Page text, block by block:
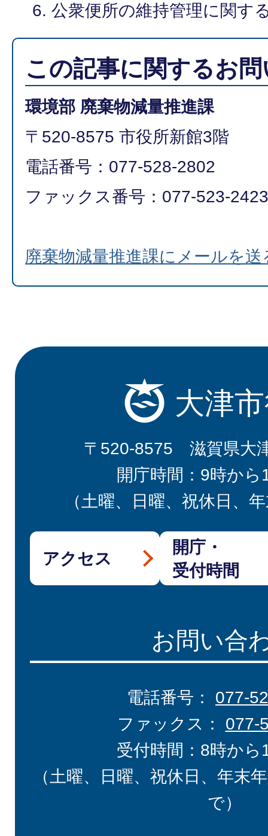
公衆便所の維持管理に関す
この記事に関するお
環境部 廃棄物減量推進課
〒520-8575 市役所新館3階
電話番号：077-528-2802
ファックス番号：077-523-2423
廃棄物減量推進課にメールを送
大津
〒520-8575 滋賀県大
開庁時間：9時から
（土曜、日曜、祝休日、
アクセス
開庁・
受付時間
お問い合
電話番号： 077-
ファックス： 077-
受付時間：8時から
（土曜、日曜、祝休日、年末
で）